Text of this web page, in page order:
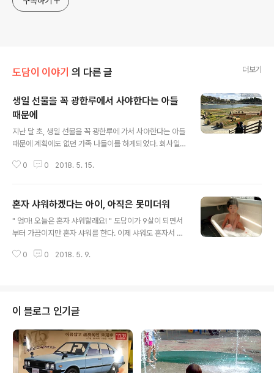
도담이 이야기 의 다른 글 더보기
생일 선물을 꼭 광한루에서 사야한다는 아들
때문에
지난 달 초, 생일 선물을 꼭 광한루에 가서 사야한다는 아들
때문에 계획에도 없던 가족 나들이를 하게되었다. 회사일
족한 것이 맘에 걸려서일까? 남편도 선뜻 도담이의 요구를
여기 오면 잉어 먹이는 꼭 주고 가야할 것 같음. 광한루 구
경을 간단히 마친 도담이는 본격적으로 쇼핑을 시작했는데
후문쪽으로 쭈욱 늘어선 기념품 가게를 모두 들어가 실컷
주전자, 그리고 소쿠리였다. 공방 주인 아주머니가 그러는
0 0 2018. 5. 15.
혼자 샤워하겠다는 아이, 아직은 못미더워
" 엄마! 오늘은 혼자 샤워할래요! " 도담이가 9살이 되면서
부터 가끔이지만 혼자 샤워를 한다. 이제 샤워도 혼자서 해
영 못미덥다. 머리는 제대로 감았는지? 비누칠은? 헹구는
은데 이제 혼자 샤워를 하겠다니... 우리 도담이가 많이 크
긴 했나보다. 마음 한 구석에선 아직도 어린 아이로 남아있
길 바라는 것인지 아이가 커 가는 모습이 아쉽고 아깝다. "
엄마, 핸드폰으로 저 혼자 샤워하는 거 찍어주세요! " 내가
블로그에 육아일기 쓴 걸 도담이에게 가끔씩 보여주는데
거기에 올리라고 ..
0 0 2018. 5. 9.
이 블로그 인기글